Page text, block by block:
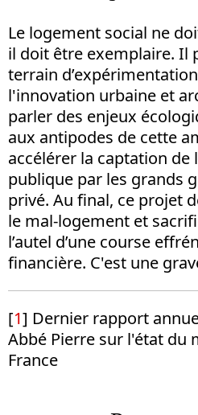
Le logement social ne
il doit être exemplaire. Il
terrain
l'innovation urbaine et
parler des enjeux
aux antipodes de cette
accélérer la captation de
publique par les grands
privé. Au final, ce projet
le mal-logement et
l’autel d’une course
financière. C'est une
[1] Dernier rapport
Abbé Pierre sur l'état du
France